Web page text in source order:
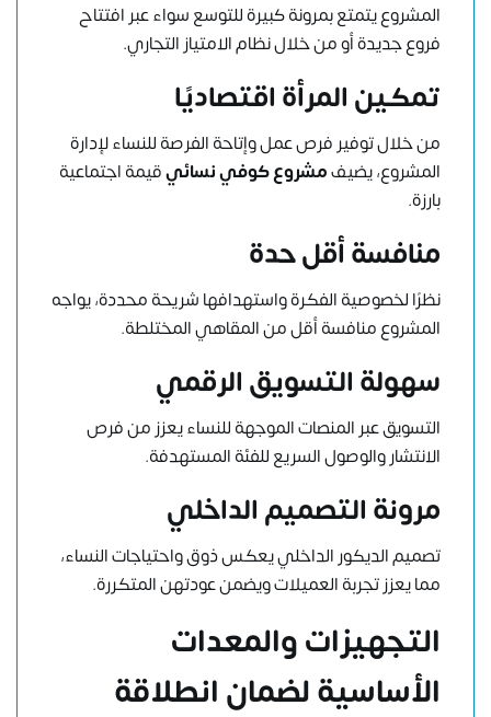
المشروع يتمتع بمرونة كبيرة للتوسع سواء عبر افتتاح
فروع جديدة أو من خلال نظام الامتياز التجاري.
تمكين المرأة اقتصاديًا
من خلال توفير فرص عمل وإتاحة الفرصة للنساء لإدارة
المشروع، يضيفمشروع كوفي نسائيقيمة اجتماعية
بارزة.
منافسة أقل حدة
نظرًا لخصوصية الفكرة واستهدافها شريحة محددة، يواجه
المشروع منافسة أقل من المقاهي المختلطة.
سهولة التسويق الرقمي
التسويق عبر المنصات الموجهة للنساء يعزز من فرص
الانتشار والوصول السريع للفئة المستهدفة.
مرونة التصميم الداخلي
تصميم الديكور الداخلي يعكس ذوق واحتياجات النساء،
مما يعزز تجربة العميلات ويضمن عودتهن المتكررة.
التجهيزات والمعدات
الأساسية لضمان انطلاقة